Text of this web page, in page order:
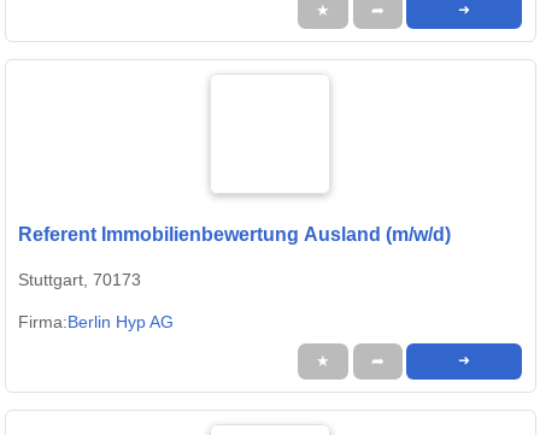
★ ➦ ➜
Referent Immobilienbewertung Ausland (m/w/d)
Stuttgart, 70173
Firma:Berlin Hyp AG
★ ➦ ➜